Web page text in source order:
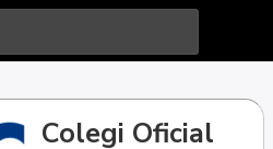
Colegi Oficial